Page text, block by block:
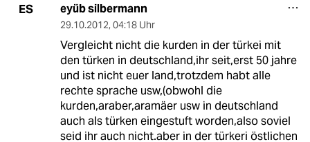
ES eyüb silbermann
29.10.2012, 04:18 Uhr
Vergleicht nicht die kurden in der türkei mit
den türken in deutschland,ihr seit,erst 50 jahre
und ist nicht euer land,trotzdem habt alle
rechte sprache usw,(obwohl die
kurden,araber,aramäer usw in deutschland
auch als türken eingestuft worden,also soviel
seid ihr auch nicht.aber in der türkeri östlichen